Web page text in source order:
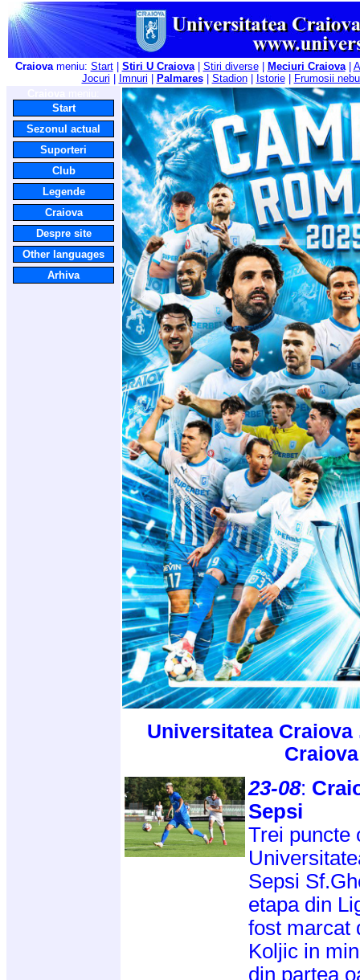
Craiovameniu: Start| Stiri U Craiova| Stiri diverse| Meciuri Craiova|
Jocuri
Imnuri Palmares| Stadion| Istorie|
Frumosii
Start
Sezonul actual
Suporteri
Club
Legende
Craiova
Despre site
Other languages
Arhiva
Universitatea
23-08:
Sepsi
Trei puncte
Sepsi
etapa din
fost marcat
Koljic in
din partea